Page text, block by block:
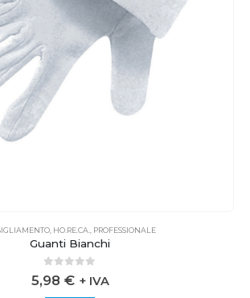
HO.RE.CA. PROFESSIONALE
Guanti Bianchi
0 out of 5
5,98 € + IVA